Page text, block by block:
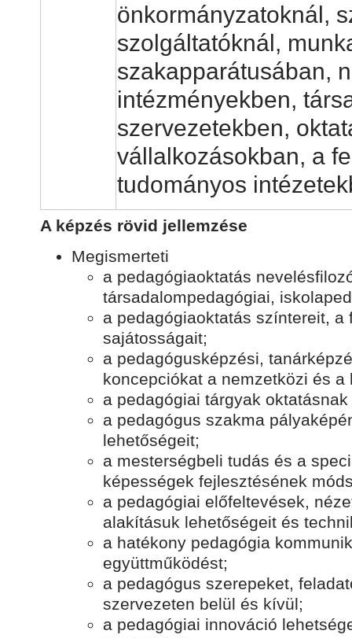
önkormányzatoknál,
szolgáltatóknál,
szakapparátusában,
intézményekben,
szervezetekben,
vállalkozásokban, a
tudományos
A képzés rövid jellemzése
Megismerteti
a pedagógiaoktatás
társadalompedagógiai,
a pedagógiaoktatás színtereit, a
sajátosságait;
a pedagógusképzési,
koncepciókat a nemzetközi és a
a pedagógiai tárgyak
a pedagógus szakma
lehetőségeit;
a mesterségbeli tudás és a
képességek fejlesztésének
a pedagógiai előfeltevések,
alakításuk lehetőségeit és
a hatékony pedagógia
együttműködést;
a pedagógus szerepeket,
szervezeten belül és kívül;
a pedagógiai innováció